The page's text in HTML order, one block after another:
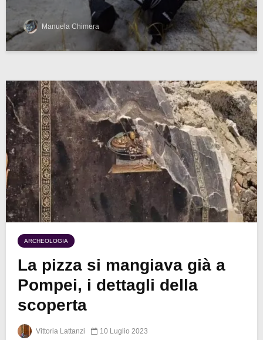
Manuela Chimera
ARCHEOLOGIA
La pizza si mangiava già a
Pompei, i dettagli della
scoperta
Vittoria Lattanzi 10 Luglio 2023